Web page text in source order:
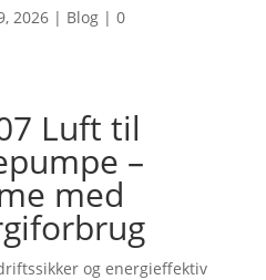
2026| Blog| 0
Luft til
–
med
og energieffektiv